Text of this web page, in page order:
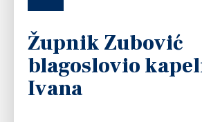
Župnik Zubović
blagoslovio
Ivana